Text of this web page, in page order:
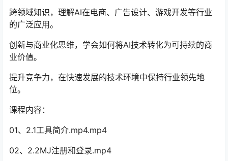
跨领域知识，理解AI在电商、广告设计、游戏开发等行业
的广泛应用。
创新与商业化思维，学会如何将AI技术转化为可持续的商
业价值。
提升竞争力，在快速发展的技术环境中保持行业领先地
位。
课程内容：
01、2.1工具简介.mp4.mp4
02、2.2MJ注册和登录.mp4